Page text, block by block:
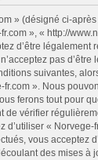
» (désigné ci-
», « http://
d’être légalement
pas d’être
suivantes,
fr.com ». Nous
ferons tout pour
de vérifier
d’utiliser « Norvege-
vous acceptez
des mises à